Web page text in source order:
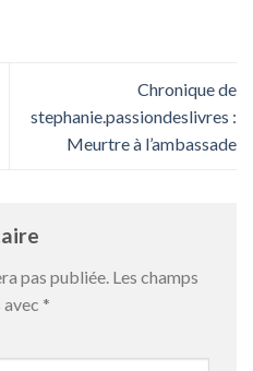
Chronique de
stephanie.passiondeslivres :
Meurtre à l’ambassade
pas publiée. Les champs
*